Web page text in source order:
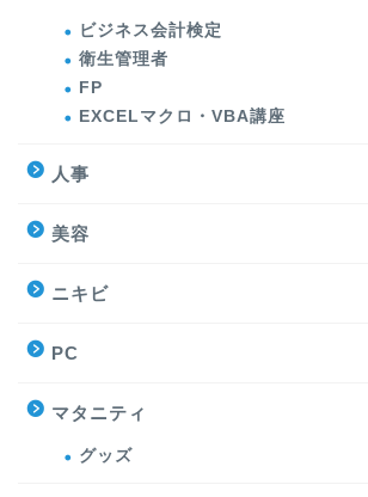
ビジネス会計検定
衛生管理者
FP
EXCELマクロ・VBA講座
人事
美容
ニキビ
PC
マタニティ
グッズ